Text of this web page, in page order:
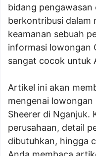
bidang pengawasan
berkontribusi dalam
keamanan sebuah
informasi lowongan
sangat cocok untuk
Artikel ini akan
mengenai lowongan
Sheerer di Nganjuk.
perusahaan, detail
dibutuhkan, hingga